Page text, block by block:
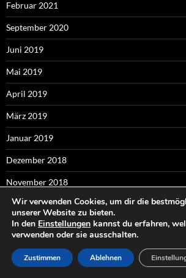
Februar 2021
September 2020
Juni 2019
Mai 2019
April 2019
März 2019
Januar 2019
Dezember 2018
November 2018
Oktober 2018
September 2018
August 2018
Juli 2018
Wir verwenden Cookies, um dir die
unserer Website zu bieten.
In den Einstellungen kannst du erfahren,
verwenden oder sie ausschalten.
Zustimmen Ablehnen